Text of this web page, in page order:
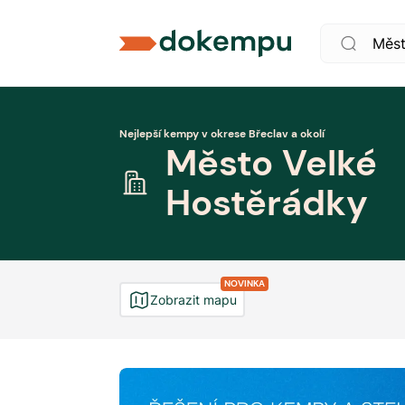
Nejlepší kempy v okrese Břeclav a okolí
Město Velké
Hostěrádky
NOVINKA
Zobrazit mapu